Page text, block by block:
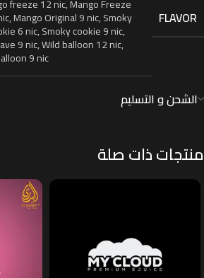
FLAVOR
freeze 12 nic,Mango Freeze
,Mango Original 9 nic,Smoky
6 nic,Smoky cookie 9 nic,
9 nic,Wild balloon 12 nic,
9 nic
الشحن و التسليم
منتجات ذات صلة